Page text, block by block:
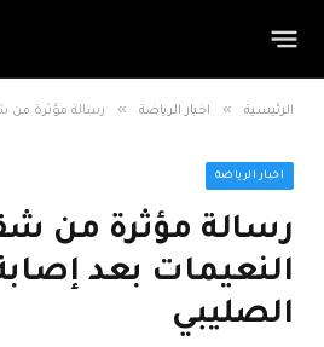
الرئيسية » اخبار الرياضة » رسالة مؤثرة من شقيق
اخبار الرياضة
رسالة مؤثرة من
النعيمات بعد
الصليبي